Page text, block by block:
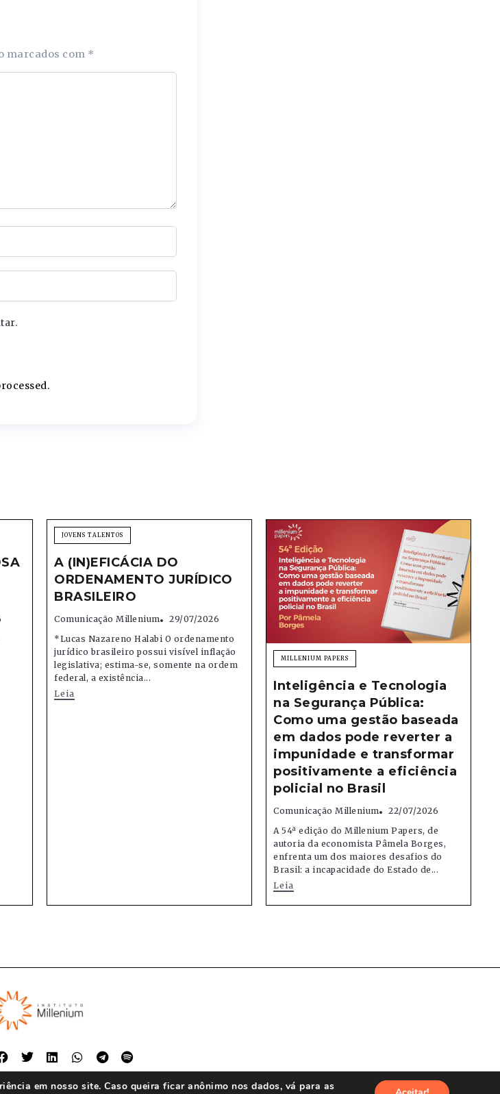
marcados com *
JOVENS TALENTOS
A (IN)EFICÁCIA DO
ORDENAMENTO JURÍDICO
BRASILEIRO
Comunicação Millenium
29/07/2026
*Lucas Nazareno Halabi O ordenamento
jurídico brasileiro possui visível inflação
legislativa; estima-se, somente na ordem
federal, a existência...
Leia
MILLENIUM PAPERS
Inteligência e Tecnologia
na Segurança Pública:
Como uma gestão baseada
em dados pode reverter a
impunidade e transformar
positivamente a eficiência
policial no Brasil
Comunicação Millenium
22/07/2026
A 54ª edição do Millenium Papers, de
autoria da economista Pâmela Borges,
enfrenta um dos maiores desafios do
Brasil: a incapacidade do Estado de...
Leia
Millenium 2023
em nosso site. Caso queira ficar anônimo nos dados, vá para as